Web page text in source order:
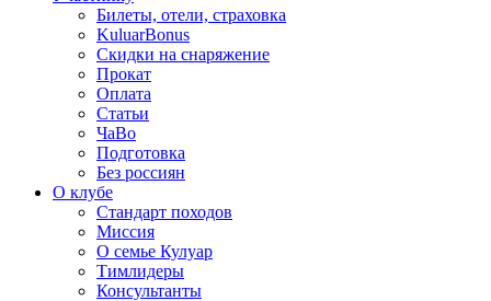
Билеты, отели, страховка
KuluarBonus
Скидки на снаряжение
Прокат
Оплата
Статьи
ЧаВо
Подготовка
Без россиян
О клубе
Стандарт походов
Миссия
О семье Кулуар
Тимлидеры
Консультанты